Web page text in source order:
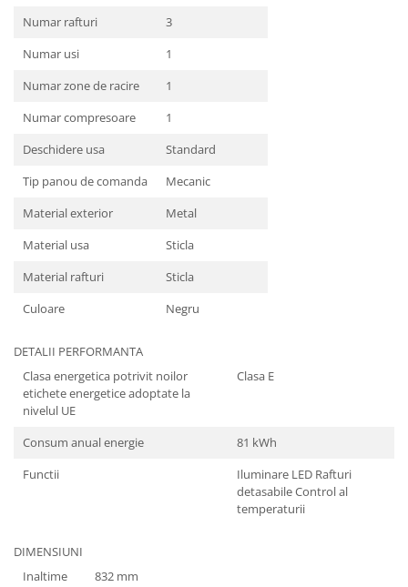
Numar rafturi
3
Numar usi
1
Numar zone de racire
1
Numar compresoare
1
Deschidere usa
Standard
Tip panou de comanda
Mecanic
Material exterior
Metal
Material usa
Sticla
Material rafturi
Sticla
Culoare
Negru
DETALII PERFORMANTA
Clasa energetica potrivit noilor
etichete energetice adoptate la
nivelul UE
Clasa E
Consum anual energie
81 kWh
Functii
Iluminare LED Rafturi
detasabile Control al
temperaturii
DIMENSIUNI
Inaltime
832 mm